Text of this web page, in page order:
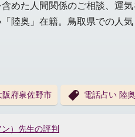
めた人間関係のご相談、運
陸奥」在籍。鳥取県での人気
阪府泉佐野市 電話占い 陸奥
）先生の評判